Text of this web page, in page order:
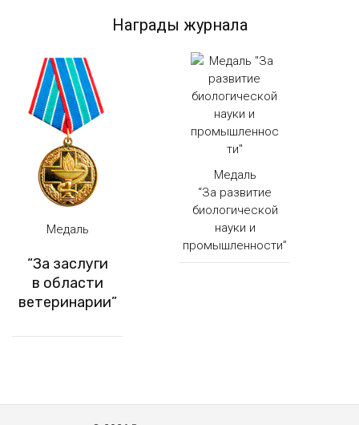
Награды журнала
Медаль
“За заслуги
в области
ветеринарии”
Медаль
“За развитие
биологической
науки и
промышленности”